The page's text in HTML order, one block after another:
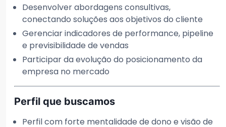
Desenvolver abordagens consultivas,
conectando soluções aos objetivos do cliente
Gerenciar indicadores de performance, pipeline
e previsibilidade de vendas
Participar da evolução do posicionamento da
empresa no mercado
Perfil que buscamos
Perfil com forte mentalidade de dono e visão de